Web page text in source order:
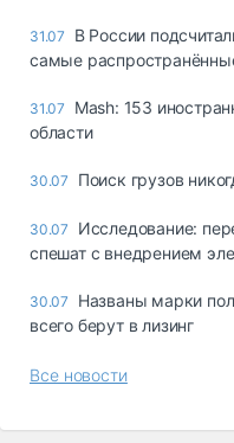
31.07
В России
самые
31.07
Mash: 153
области
30.07 Поиск грузов
30.07
Исследование:
спешат с внедрением
30.07
Названы марки
всего берут в лизинг
Все новости